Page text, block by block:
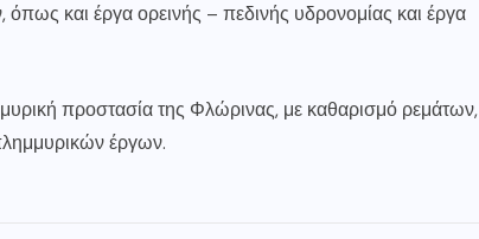
και έργα ορεινής – πεδινής υδρονομίας και έργα
προστασία της Φλώρινας, με καθαρισμό ρεμάτων,
έργων.